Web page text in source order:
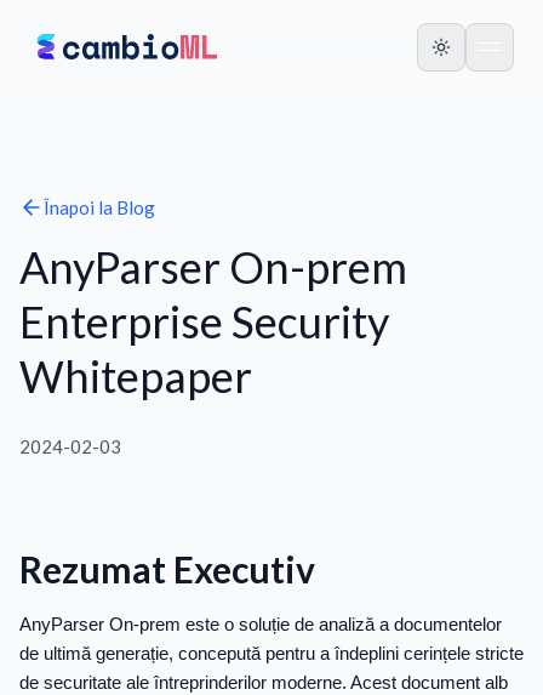
Înapoi la Blog
AnyParser On-prem
Enterprise Security
Whitepaper
2024-02-03
Rezumat Executiv
AnyParser On-prem este o soluție de analiză a documentelor
de ultimă generație, concepută pentru a îndeplini cerințele stricte
de securitate ale întreprinderilor moderne. Acest document alb